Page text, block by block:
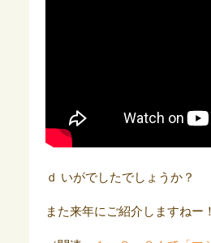
ｄ いがでしたでしょうか？
また来年にご紹介しますねー！